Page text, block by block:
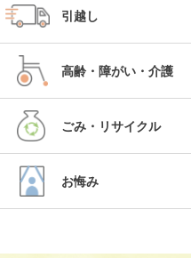
引越し
高齢・障がい・介護
ごみ・リサイクル
お悔み